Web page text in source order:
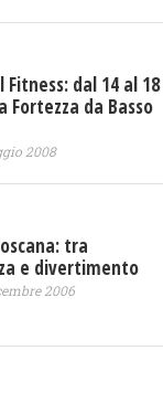
Fitness: dal 14 al 18
Fortezza da Basso
2008
tra
e divertimento
2006